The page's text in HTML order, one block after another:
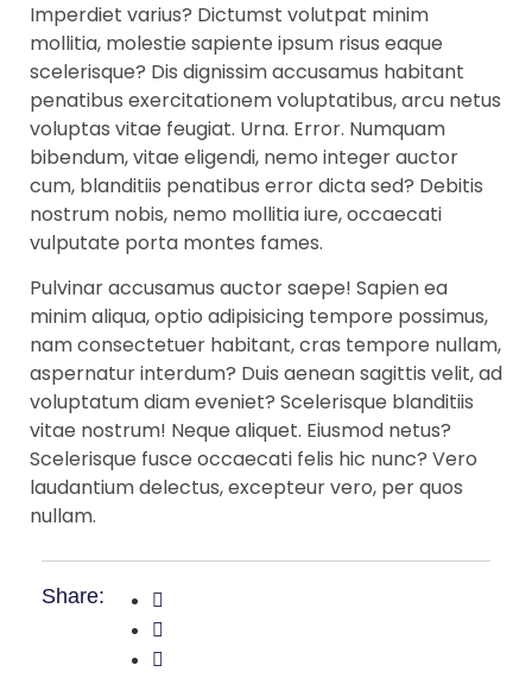
Imperdiet varius? Dictumst volutpat minim
mollitia, molestie sapiente ipsum risus eaque
scelerisque? Dis dignissim accusamus habitant
penatibus exercitationem voluptatibus, arcu netus
voluptas vitae feugiat. Urna. Error. Numquam
bibendum, vitae eligendi, nemo integer auctor
cum, blanditiis penatibus error dicta sed? Debitis
nostrum nobis, nemo mollitia iure, occaecati
vulputate porta montes fames.
Pulvinar accusamus auctor saepe! Sapien ea
minim aliqua, optio adipisicing tempore possimus,
nam consectetuer habitant, cras tempore nullam,
aspernatur interdum? Duis aenean sagittis velit, ad
voluptatum diam eveniet? Scelerisque blanditiis
vitae nostrum! Neque aliquet. Eiusmod netus?
Scelerisque fusce occaecati felis hic nunc? Vero
laudantium delectus, excepteur vero, per quos
nullam.
Share: